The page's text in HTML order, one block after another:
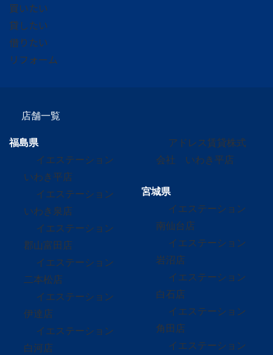
買いたい
貸したい
借りたい
リフォーム
店舗一覧
福島県
イエステーション
いわき平店
イエステーション
いわき泉店
イエステーション
郡山富田店
イエステーション
二本松店
イエステーション
伊達店
イエステーション
白河店
アドレス賃貸株式
会社 いわき平店
宮城県
イエステーション
南仙台店
イエステーション
岩沼店
イエステーション
白石店
イエステーション
角田店
イエステーション